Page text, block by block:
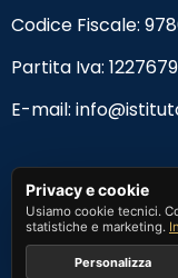
Codice Fiscale:
Partita Iva:
E-mail:
Privacy e cookie
Usiamo cookie tecnici.
statistiche e marketing.
Personalizza